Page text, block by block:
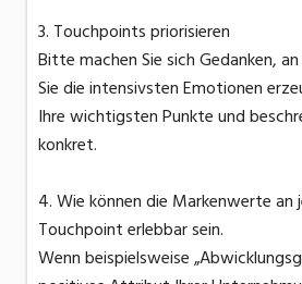
3. Touchpoints priorisieren
Bitte machen Sie sich Gedanken,
Sie die intensivsten Emotionen
Ihre wichtigsten Punkte und
konkret.
4. Wie können die Markenwerte an
Touchpoint erlebbar sein.
Wenn beispielsweise